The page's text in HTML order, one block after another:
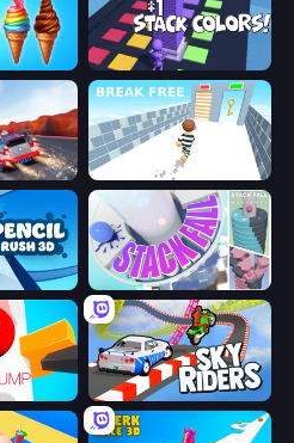
Stack Colors
Break Free
Stack Fall
Sky Riders